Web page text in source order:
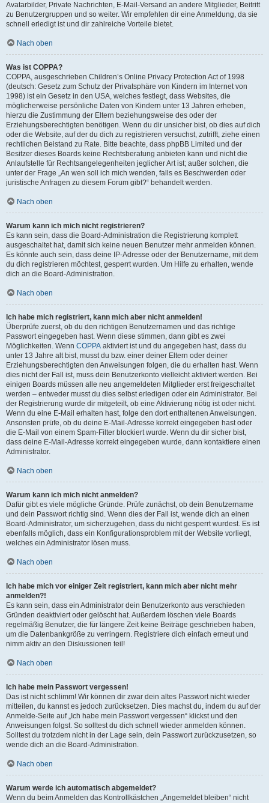
Avatarbilder, Private Nachrichten, E-Mail-Versand an andere Mitglieder, Beitritt
zu Benutzergruppen und so weiter. Wir empfehlen dir eine Anmeldung, da sie
schnell erledigt ist und dir zahlreiche Vorteile bietet.
Nach oben
Was ist COPPA?
COPPA, ausgeschrieben Children’s Online Privacy Protection Act of 1998
(deutsch: Gesetz zum Schutz der Privatsphäre von Kindern im Internet von
1998) ist ein Gesetz in den USA, welches festlegt, dass Websites, die
möglicherweise persönliche Daten von Kindern unter 13 Jahren erheben,
hierzu die Zustimmung der Eltern beziehungsweise des oder der
Erziehungsberechtigten benötigen. Wenn du dir unsicher bist, ob dies auf dich
oder die Website, auf der du dich zu registrieren versuchst, zutrifft, ziehe einen
rechtlichen Beistand zu Rate. Bitte beachte, dass phpBB Limited und der
Besitzer dieses Boards keine Rechtsberatung anbieten kann und nicht die
Anlaufstelle für Rechtsangelegenheiten jeglicher Art ist; außer solchen, die
unter der Frage „An wen soll ich mich wenden, falls es Beschwerden oder
juristische Anfragen zu diesem Forum gibt?“ behandelt werden.
Nach oben
Warum kann ich mich nicht registrieren?
Es kann sein, dass die Board-Administration die Registrierung komplett
ausgeschaltet hat, damit sich keine neuen Benutzer mehr anmelden können.
Es könnte auch sein, dass deine IP-Adresse oder der Benutzername, mit dem
du dich registrieren möchtest, gesperrt wurden. Um Hilfe zu erhalten, wende
dich an die Board-Administration.
Nach oben
Ich habe mich registriert, kann mich aber nicht anmelden!
Überprüfe zuerst, ob du den richtigen Benutzernamen und das richtige
Passwort eingegeben hast. Wenn diese stimmen, dann gibt es zwei
Möglichkeiten. Wenn COPPA aktiviert ist und du angegeben hast, dass du
unter 13 Jahre alt bist, musst du bzw. einer deiner Eltern oder deiner
Erziehungsberechtigten den Anweisungen folgen, die du erhalten hast. Wenn
dies nicht der Fall ist, muss dein Benutzerkonto vielleicht aktiviert werden. Bei
einigen Boards müssen alle neu angemeldeten Mitglieder erst freigeschaltet
werden – entweder musst du dies selbst erledigen oder ein Administrator. Bei
der Registrierung wurde dir mitgeteilt, ob eine Aktivierung nötig ist oder nicht.
Wenn du eine E-Mail erhalten hast, folge den dort enthaltenen Anweisungen.
Ansonsten prüfe, ob du deine E-Mail-Adresse korrekt eingegeben hast oder
die E-Mail von einem Spam-Filter blockiert wurde. Wenn du dir sicher bist,
dass deine E-Mail-Adresse korrekt eingegeben wurde, dann kontaktiere einen
Administrator.
Nach oben
Warum kann ich mich nicht anmelden?
Dafür gibt es viele mögliche Gründe. Prüfe zunächst, ob dein Benutzername
und dein Passwort richtig sind. Wenn dies der Fall ist, wende dich an einen
Board-Administrator, um sicherzugehen, dass du nicht gesperrt wurdest. Es ist
ebenfalls möglich, dass ein Konfigurationsproblem mit der Website vorliegt,
welches ein Administrator lösen muss.
Nach oben
Ich habe mich vor einiger Zeit registriert, kann mich aber nicht mehr
anmelden?!
Es kann sein, dass ein Administrator dein Benutzerkonto aus verschieden
Gründen deaktiviert oder gelöscht hat. Außerdem löschen viele Boards
regelmäßig Benutzer, die für längere Zeit keine Beiträge geschrieben haben,
um die Datenbankgröße zu verringern. Registriere dich einfach erneut und
nimm aktiv an den Diskussionen teil!
Nach oben
Ich habe mein Passwort vergessen!
Das ist nicht schlimm! Wir können dir zwar dein altes Passwort nicht wieder
mitteilen, du kannst es jedoch zurücksetzen. Dies machst du, indem du auf der
Anmelde-Seite auf „Ich habe mein Passwort vergessen“ klickst und den
Anweisungen folgst. So solltest du dich schnell wieder anmelden können.
Solltest du trotzdem nicht in der Lage sein, dein Passwort zurückzusetzen, so
wende dich an die Board-Administration.
Nach oben
Warum werde ich automatisch abgemeldet?
Wenn du beim Anmelden das Kontrollkästchen „Angemeldet bleiben“ nicht